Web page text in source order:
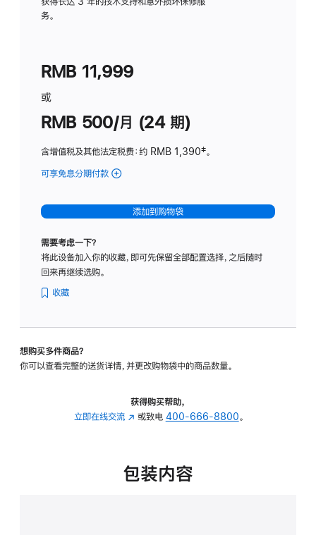
务。
RMB 11,999
或
RMB 500/月 (24 期)
含增值税及其他法定税费：约 RMB 1,390脚
‡。
可享免息分期付款 (Studio
-
标
璃
转
的
添加到购物袋
需要考虑一下？
将此设备加入你的收藏，即可先保留全部配置选择，之后随时
回来再继续选购。
收藏
想购买多件商品？
你可以查看完整的送货详情，并更改购物袋中的商品数量。
获得购买帮助，
立即在线交流 (在
中
或致电 400-666-8800。
包装内容